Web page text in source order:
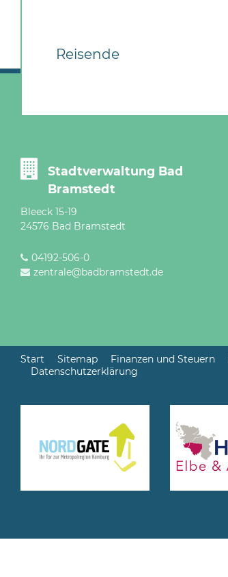
Reisende
Stadtverwaltung Bad
Bramstedt
Bleeck 15-19
24576 Bad Bramstedt
04192-506-0
zentrale@badbramstedt.de
Start Sitemap Finanzen und Steuern
Datenschutzerklärung